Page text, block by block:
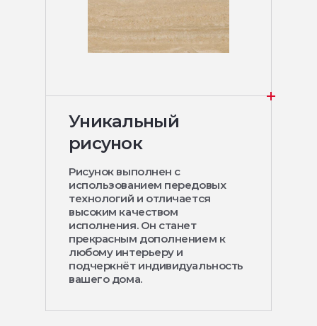
Уникальный
рисунок
Рисунок выполнен с
использованием передовых
технологий и отличается
высоким качеством
исполнения. Он станет
прекрасным дополнением к
любому интерьеру и
подчеркнёт индивидуальность
вашего дома.